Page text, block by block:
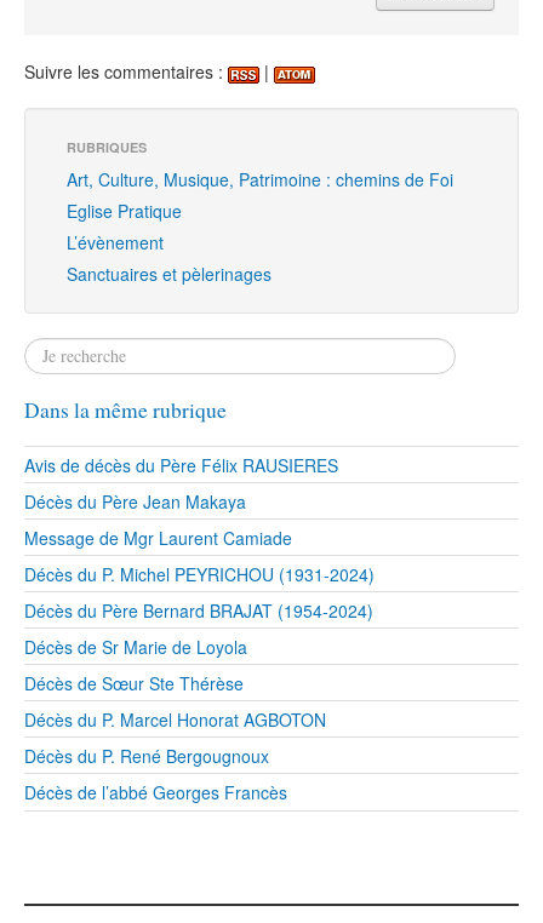
Suivre les commentaires : |
RUBRIQUES
Art, Culture, Musique, Patrimoine : chemins de Foi
Eglise Pratique
L’évènement
Sanctuaires et pèlerinages
Dans la même rubrique
Avis de décès du Père Félix RAUSIERES
Décès du Père Jean Makaya
Message de Mgr Laurent Camiade
Décès du P. Michel PEYRICHOU (1931-2024)
Décès du Père Bernard BRAJAT (1954-2024)
Décès de Sr Marie de Loyola
Décès de Sœur Ste Thérèse
Décès du P. Marcel Honorat AGBOTON
Décès du P. René Bergougnoux
Décès de l’abbé Georges Francès